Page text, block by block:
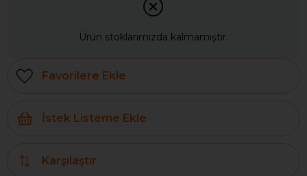
Ürün stoklarımızda kalmamıştır.
Favorilere Ekle
İstek Listeme Ekle
Karşılaştır